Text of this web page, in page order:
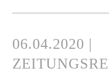
06.04.2020 |